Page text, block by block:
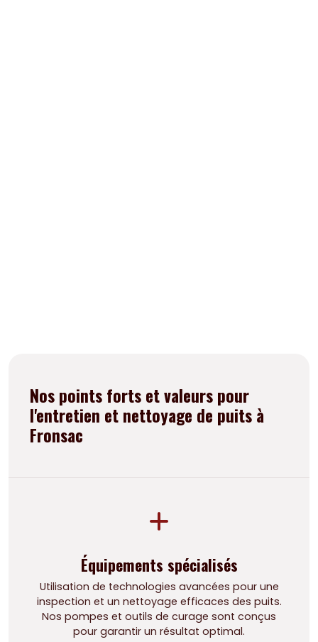
Nos points forts et valeurs pour
l'entretien et nettoyage de puits à
Fronsac
Équipements spécialisés
Utilisation de technologies avancées pour une
inspection et un nettoyage efficaces des puits.
Nos pompes et outils de curage sont conçus
pour garantir un résultat optimal.